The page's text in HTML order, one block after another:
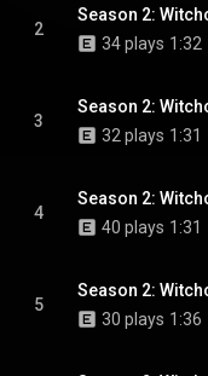
2
Season 2:
34 plays 1:32
3
Season 2:
32 plays 1:31
4
Season 2:
40 plays 1:31
5
Season 2:
30 plays 1:36